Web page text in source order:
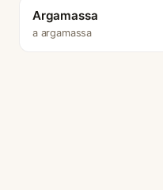
Argamassa
a argamassa